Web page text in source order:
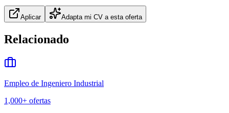
Aplicar Adapta mi CV a esta oferta
Relacionado
Empleo de Ingeniero Industrial
1,000+ ofertas